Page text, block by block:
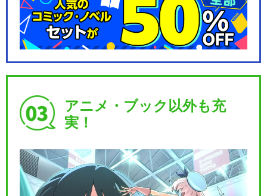
アニメ・ブック以外も充
実！